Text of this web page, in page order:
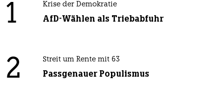
1 Krise der Demokratie
AfD-Wählen als Triebabfuhr
2 Streit um Rente mit 63
Passgenauer Populismus